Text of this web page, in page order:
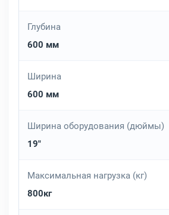
Глубина
600 мм
Ширина
600 мм
Ширина оборудования (дюймы)
19"
Максимальная нагрузка (кг)
800кг